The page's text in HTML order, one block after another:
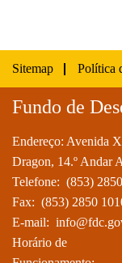
Sitemap Política
Fundo de
Endereço: Avenida
Dragon, 14.º Andar
Telefone: (853)
Fax: (853) 2850
E-mail:
Horário de